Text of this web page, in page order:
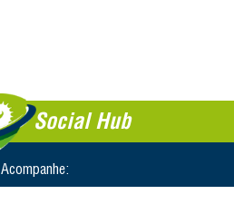
Social Hub
Acompanhe: